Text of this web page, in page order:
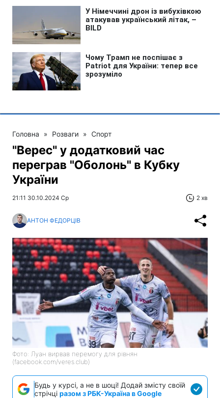
Головна » Розваги » Спорт
"Верес" у додатковий час
переграв "Оболонь" в Кубку
України
21:11 30.10.2024 Ср 2 хв
АНТОН ФЕДОРЦІВ
Фото: Луан вирвав перемогу для рівнян
(facebook.com/veres.club)
Будь у курсі, а не в шоці! Додай змісту своїй
стрічці разом з РБК-Україна в Google